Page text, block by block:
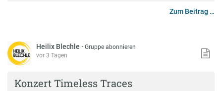
Zum Beitrag …
Heilix Blechle ·Gruppe abonnieren
vor 3 Tagen
Konzert Timeless Traces